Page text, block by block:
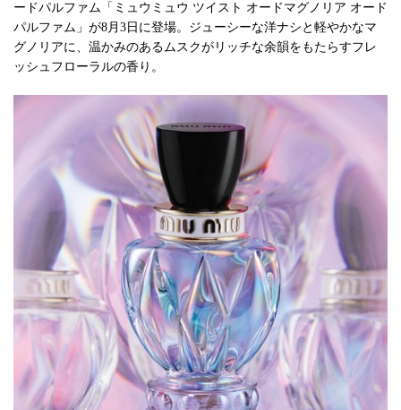
ードパルファム「ミュウミュウ ツイスト オードマグノリア オード
パルファム」が8月3日に登場。ジューシーな洋ナシと軽やかなマ
グノリアに、温かみのあるムスクがリッチな余韻をもたらすフレ
ッシュフローラルの香り。